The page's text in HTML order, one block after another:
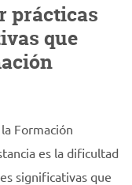
prácticas
que
Formación
es la dificultad
significativas que